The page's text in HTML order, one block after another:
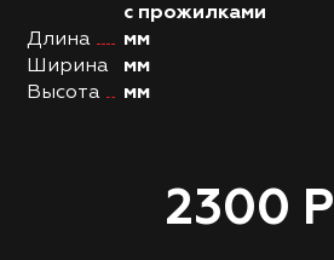
с прожилками
Длина
мм
Ширина
мм
Высота
мм
2300 Р